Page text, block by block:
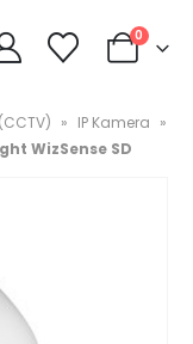
0
» IP Kamera »
WizSense SD